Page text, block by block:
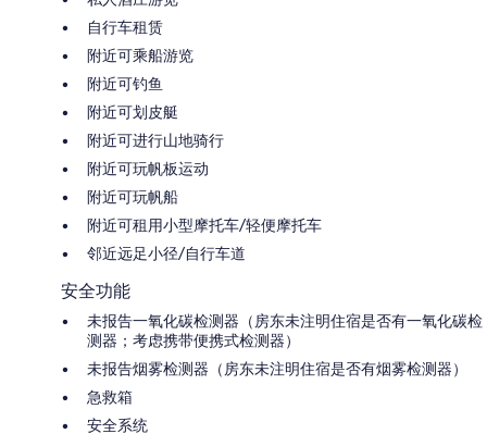
自行车租赁
附近可乘船游览
附近可钓鱼
附近可划皮艇
附近可进行山地骑行
附近可玩帆板运动
附近可玩帆船
附近可租用小型摩托车/轻便摩托车
邻近远足小径/自行车道
安全功能
未报告一氧化碳检测器（房东未注明住宿是否有一氧化碳检
测器；考虑携带便携式检测器）
未报告烟雾检测器（房东未注明住宿是否有烟雾检测器）
急救箱
安全系统